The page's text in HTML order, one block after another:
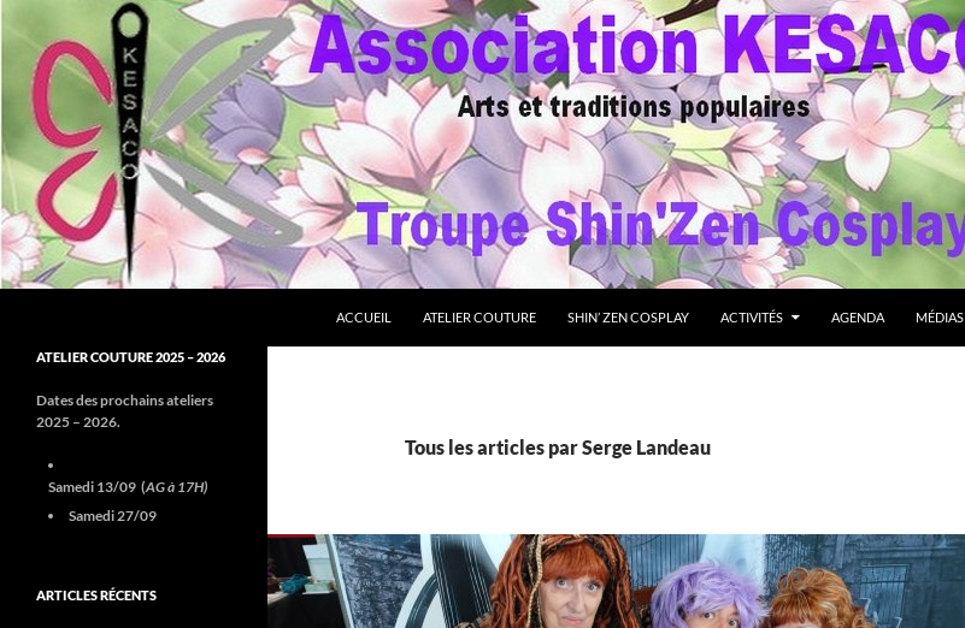
au
contenu
ACCUEIL ATELIER COUTURE SHIN’ ZEN COSPLAY ACTIVITÉS AGENDA MÉDIAS
Tous les articles par Serge Landeau
Troupe Shin'Zen Cosplay
ATELIER COUTURE 2025 – 2026
Dates des prochains ateliers
2025 – 2026.
Samedi 13/09 (AG à 17H)
Samedi 27/09
ARTICLES RÉCENTS